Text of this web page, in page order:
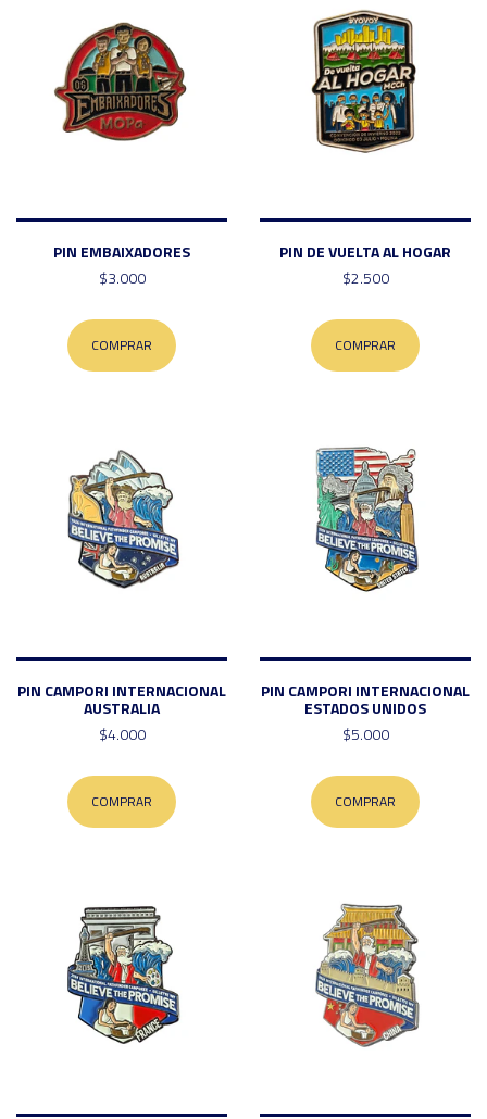
PIN EMBAIXADORES
$3.000
COMPRAR
PIN DE VUELTA AL HOGAR
$2.500
COMPRAR
PIN CAMPORI INTERNACIONAL
AUSTRALIA
$4.000
COMPRAR
PIN CAMPORI INTERNACIONAL
ESTADOS UNIDOS
$5.000
COMPRAR